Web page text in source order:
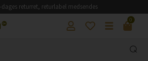
dages returret, returlabel medsendes
0